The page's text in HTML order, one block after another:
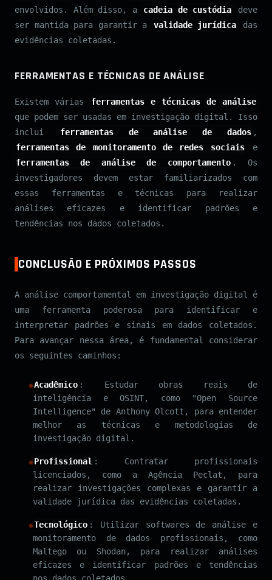
envolvidos. Além disso, a
cadeia de custódia
deve
ser mantida para garantir a
validade jurídica
das
evidências coletadas.
FERRAMENTAS E TÉCNICAS DE ANÁLISE
Existem várias
ferramentas e técnicas de análise
que podem ser usadas em investigação digital. Isso
inclui
ferramentas de análise de dados ,
ferramentas de monitoramento de redes sociais
e
ferramentas de análise de comportamento . Os
investigadores devem estar familiarizados com
essas ferramentas e técnicas para realizar
análises eficazes e identificar padrões e
tendências nos dados coletados.
CONCLUSÃO E PRÓXIMOS PASSOS
A análise comportamental em investigação digital é
uma ferramenta poderosa para identificar e
interpretar padrões e sinais em dados coletados.
Para avançar nessa área, é fundamental considerar
os seguintes caminhos:
Acadêmico : Estudar obras reais de
inteligência e OSINT, como "Open Source
Intelligence" de Anthony Olcott, para entender
melhor as técnicas e metodologias de
investigação digital.
Profissional : Contratar profissionais
licenciados, como a Agência Peclat, para
realizar investigações complexas e garantir a
validade jurídica das evidências coletadas.
Tecnológico : Utilizar softwares de análise e
monitoramento de dados profissionais, como
Maltego ou Shodan, para realizar análises
eficazes e identificar padrões e tendências
nos dados coletados.